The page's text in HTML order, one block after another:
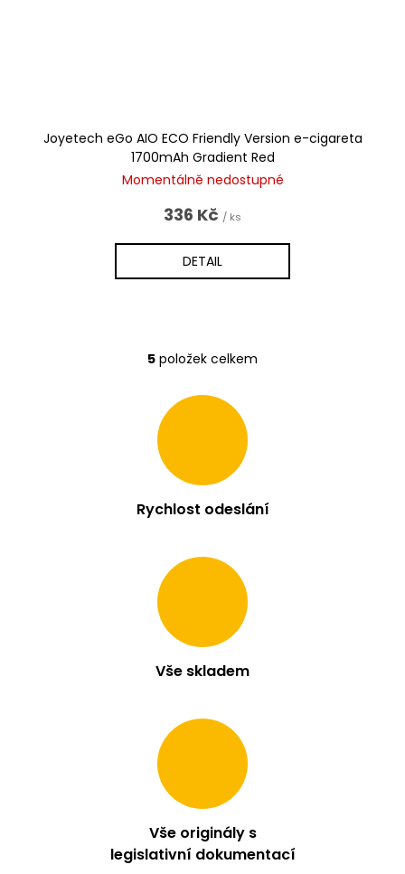
Joyetech eGo AIO ECO Friendly Version e-cigareta
1700mAh Gradient Red
Momentálně nedostupné
336 Kč / ks
DETAIL
O
l
í
p
r
k
i
u
5 položek celkem
Rychlost odeslání
Vše skladem
Vše originály s
legislativní dokumentací